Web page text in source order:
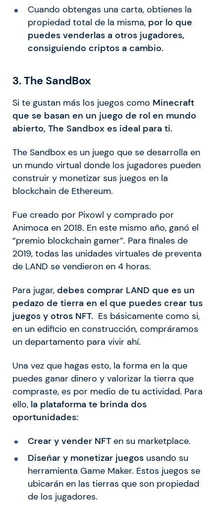
Cuando obtengas una carta, obtienes la
propiedad total de la misma, por lo que
puedes venderlas a otros jugadores,
consiguiendo criptos a cambio.
3. The SandBox
Si te gustan más los juegos como Minecraft
que se basan en un juego de rol en mundo
abierto, The Sandbox es ideal para ti.
The Sandbox es un juego que se desarrolla en
un mundo virtual donde los jugadores pueden
construir y monetizar sus juegos en la
blockchain de Ethereum.
Fue creado por Pixowl y comprado por
Animoca en 2018. En este mismo año, ganó el
“premio blockchain gamer”. Para finales de
2019, todas las unidades virtuales de preventa
de LAND se vendieron en 4 horas.
Para jugar, debes comprar LAND que es un
pedazo de tierra en el que puedes crear tus
juegos y otros NFT. Es básicamente como si,
en un edificio en construcción, compráramos
un departamento para vivir ahí.
Una vez que hagas esto, la forma en la que
puedes ganar dinero y valorizar la tierra que
compraste, es por medio de tu actividad. Para
ello, la plataforma te brinda dos
oportunidades:
Crear y vender NFTen su marketplace.
Diseñar y monetizar juegosusando su
herramienta Game Maker. Estos juegos se
ubicarán en las tierras que son propiedad
de los jugadores.